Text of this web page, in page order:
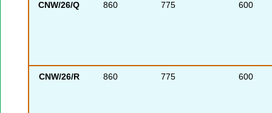
CNW/26/Q 860 775 600
CNW/26/R 860 775 600